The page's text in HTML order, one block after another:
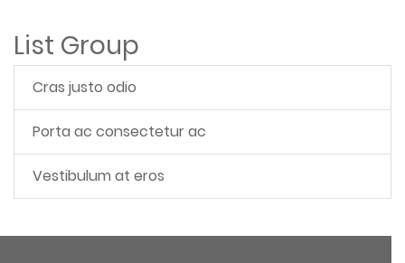
List Group
Cras justo odio
Porta ac consectetur ac
Vestibulum at eros